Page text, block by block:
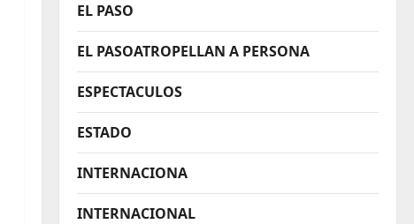
EL PASO
EL PASOATROPELLAN A PERSONA
ESPECTACULOS
ESTADO
INTERNACIONA
INTERNACIONAL